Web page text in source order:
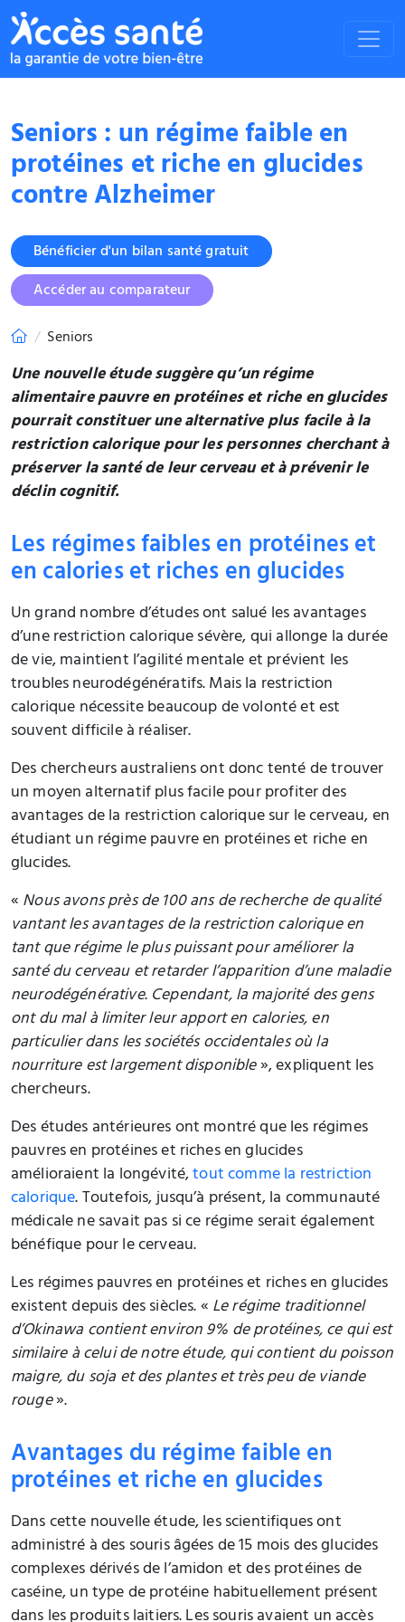
Seniors : un régime faible en
protéines et riche en glucides
contre Alzheimer
Bénéficier d'un bilan santé gratuit
Accéder au comparateur
Seniors
Une nouvelle étude suggère qu’un régime
alimentaire pauvre en protéines et riche en glucides
pourrait constituer une alternative plus facile à la
restriction calorique pour les personnes cherchant à
préserver la santé de leur cerveau et à prévenir le
déclin cognitif.
Les régimes faibles en protéines et
en calories et riches en glucides
Un grand nombre d’études ont salué les avantages
d’une restriction calorique sévère, qui allonge la durée
de vie, maintient l’agilité mentale et prévient les
troubles neurodégénératifs. Mais la restriction
calorique nécessite beaucoup de volonté et est
souvent difficile à réaliser.
Des chercheurs australiens ont donc tenté de trouver
un moyen alternatif plus facile pour profiter des
avantages de la restriction calorique sur le cerveau, en
étudiant un régime pauvre en protéines et riche en
glucides.
«Nous avons près de 100 ans de recherche de qualité
vantant les avantages de la restriction calorique en
tant que régime le plus puissant pour améliorer la
santé du cerveau et retarder l’apparition d’une maladie
neurodégénérative.Cependant, la majorité des gens
ont du mal à limiter leur apport en calories, en
particulier dans les sociétés occidentales où la
nourriture est largement disponible», expliquent les
chercheurs.
Des études antérieures ont montré que les régimes
pauvres en protéines et riches en glucides
amélioraient la longévité,tout comme la restriction
calorique. Toutefois, jusqu’à présent, la communauté
médicale ne savait pas si ce régime serait également
bénéfique pour le cerveau.
Les régimes pauvres en protéines et riches en glucides
existent depuis des siècles. «Le régime traditionnel
d’Okinawa contient environ 9% de protéines, ce qui est
similaire à celui de notre étude, qui contient du poisson
maigre, du soja et des plantes et très peu de viande
rouge».
Avantages du régime faible en
protéines et riche en glucides
Dans cette nouvelle étude, les scientifiques ont
administré à des souris âgées de 15 mois des glucides
complexes dérivés de l’amidon et des protéines de
caséine, un type de protéine habituellement présent